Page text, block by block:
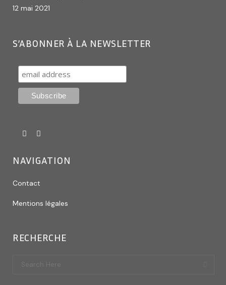
12 mai 2021
S’ABONNER À LA NEWSLETTER
NAVIGATION
Contact
Mentions légales
RECHERCHE